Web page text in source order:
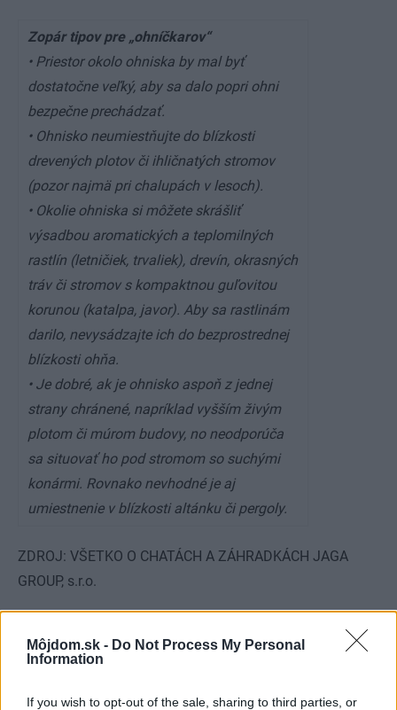
Môjdom.sk - Do Not Process My Personal
Information
If you wish to opt-out of the sale, sharing to third parties, or
Zopár tipov pre „ohníčkarov“
• Priestor okolo ohniska by mal byť
dostatočne veľký, aby sa dalo popri ohni
bezpečne prechádzať.
• Ohnisko neumiestňujte do blízkosti
drevených plotov či ihličnatých stromov
(pozor najmä pri chalupách v lesoch).
• Okolie ohniska si môžete skrášliť
výsadbou aromatických a teplomilných
rastlín (letničiek, trvaliek), drevín, okrasných
tráv či stromov s kompaktnou guľovitou
korunou (katalpa, javor). Aby sa rastlinám
darilo, nevysádzajte ich do bezprostrednej
blízkosti ohňa.
• Je dobré, ak je ohnisko aspoň z jednej
strany chránené, napríklad vyšším živým
plotom či múrom budovy, no neodporúča
sa situovať ho pod stromom so suchými
konármi. Rovnako nevhodné je aj
umiestnenie v blízkosti altánku či pergoly.
ZDROJ: VŠETKO O CHATÁCH A ZÁHRADKÁCH JAGA
GROUP, s.r.o.
Tagy: